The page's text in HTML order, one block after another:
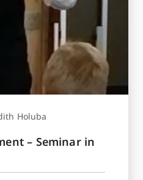
Holuba
– Seminar in